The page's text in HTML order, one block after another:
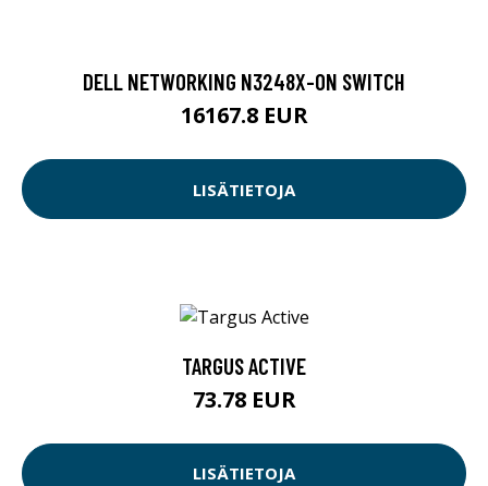
DELL NETWORKING N3248X-ON SWITCH
16167.8 EUR
LISÄTIETOJA
TARGUS ACTIVE
73.78 EUR
LISÄTIETOJA